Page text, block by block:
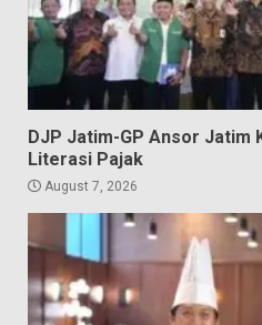
DJP Jatim-GP Ansor Jatim
Literasi Pajak
August 7, 2026